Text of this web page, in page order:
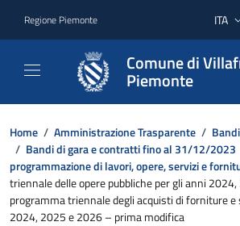
Regione Piemonte ITA
Comune di
Piemonte
Home / Amministrazione Trasparente /
/ Bandi di gara e contratti fino al 31/12/2023
programmazione di lavori, opere, servizi e
triennale delle opere pubbliche per gli anni
programma triennale degli acquisti di forniture e
2024, 2025 e 2026 – prima modifica